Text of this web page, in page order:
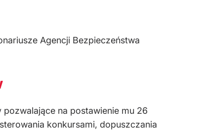
Agencji Bezpieczeństwa
na postawienie mu 26
konkursami, dopuszczania